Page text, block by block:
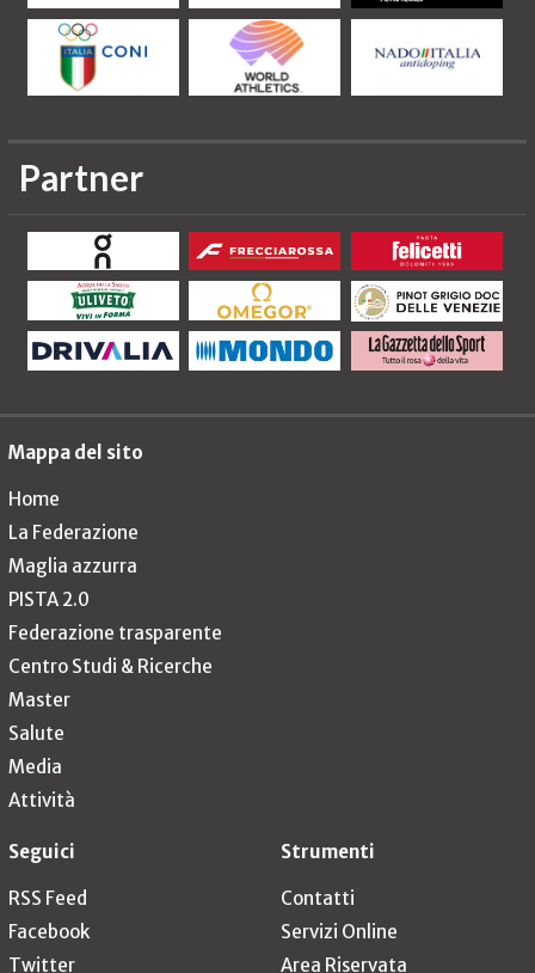
Partner
Mappa del sito
Home
La Federazione
Maglia azzurra
PISTA 2.0
Federazione trasparente
Centro Studi & Ricerche
Master
Salute
Media
Attività
Seguici
RSS Feed
Facebook
Twitter
Strumenti
Contatti
Servizi Online
Area Riservata